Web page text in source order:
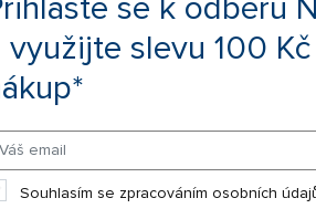
využijte slevu 100
Souhlasím se zpracováním osobních